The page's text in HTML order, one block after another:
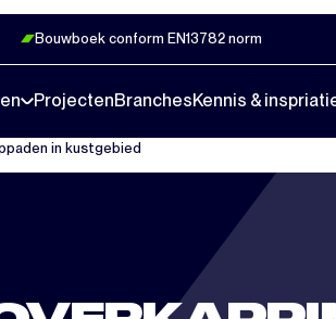
Bouwboek conform EN13782 norm
ProjectenBranchesKennis &
in kustgebied